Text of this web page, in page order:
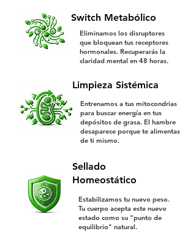
Switch Metabólico
Eliminamos los disruptores
que bloquean tus receptores
hormonales. Recuperarás la
claridad mental en 48 horas.
Limpieza Sistémica
Entrenamos a tus mitocondrias
para buscar energía en tus
depósitos de grasa. El hambre
desaparece porque te alimentas
de ti mismo.
Sellado
Homeostático
Estabilizamos tu nuevo peso.
Tu cuerpo acepta este nuevo
estado como su "punto de
equilibrio" natural.